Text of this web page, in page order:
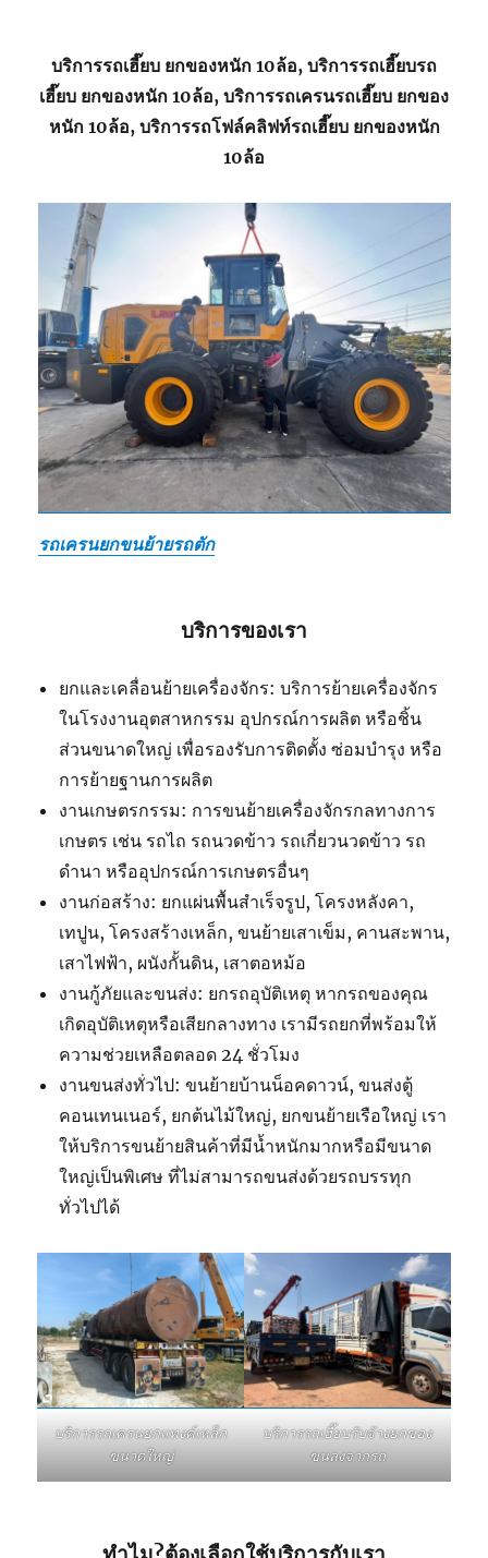
บริการรถเฮี๊ยบ ยกของหนัก 10ล้อ, บริการรถเฮี๊ยบรถ
เฮี๊ยบ ยกของหนัก 10ล้อ, บริการรถเครนรถเฮี๊ยบ ยกของ
หนัก 10ล้อ, บริการรถโฟล์คลิฟท์รถเฮี๊ยบ ยกของหนัก
10ล้อ
รถเครนยกขนย้ายรถตัก
บริการของเรา
ยกและเคลื่อนย้ายเครื่องจักร: บริการย้ายเครื่องจักร
ในโรงงานอุตสาหกรรม อุปกรณ์การผลิต หรือชิ้น
ส่วนขนาดใหญ่ เพื่อรองรับการติดตั้ง ซ่อมบำรุง หรือ
การย้ายฐานการผลิต
งานเกษตรกรรม: การขนย้ายเครื่องจักรกลทางการ
เกษตร เช่น รถไถ รถนวดข้าว รถเกี่ยวนวดข้าว รถ
ดำนา หรืออุปกรณ์การเกษตรอื่นๆ
งานก่อสร้าง: ยกแผ่นพื้นสำเร็จรูป, โครงหลังคา,
เทปูน, โครงสร้างเหล็ก, ขนย้ายเสาเข็ม, คานสะพาน,
เสาไฟฟ้า, ผนังกั้นดิน, เสาตอหม้อ
งานกู้ภัยและขนส่ง: ยกรถอุบัติเหตุ หากรถของคุณ
เกิดอุบัติเหตุหรือเสียกลางทาง เรามีรถยกที่พร้อมให้
ความช่วยเหลือตลอด 24 ชั่วโมง
งานขนส่งทั่วไป: ขนย้ายบ้านน็อคดาวน์, ขนส่งตู้
คอนเทนเนอร์, ยกต้นไม้ใหญ่, ยกขนย้ายเรือใหญ่ เรา
ให้บริการขนย้ายสินค้าที่มีน้ำหนักมากหรือมีขนาด
ใหญ่เป็นพิเศษ ที่ไม่สามารถขนส่งด้วยรถบรรทุก
ทั่วไปได้
บริการรถเครนยกแทงค์เหล็ก
ขนาดใหญ่
บริการรถเฮี๊ยบรับจ้างยกของ
ขนลงจากรถ